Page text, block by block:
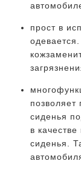
прост в
позволяет
сиденья
в
сиденья.